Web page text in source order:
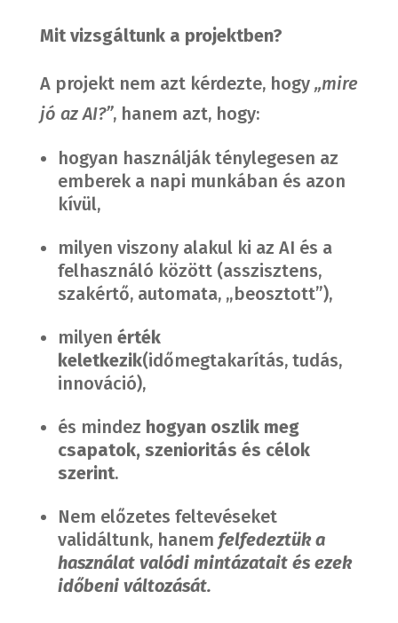
Mit vizsgáltunk a projektben?
A projekt nem azt kérdezte, hogy „mire
jó az AI?”, hanem azt, hogy:
hogyan használják ténylegesen az
emberek a napi munkában és azon
kívül,
milyen viszony alakul ki az AI és a
felhasználó között (asszisztens,
szakértő, automata, „beosztott”),
milyen érték
keletkezik(időmegtakarítás, tudás,
innováció),
és mindez hogyan oszlik meg
csapatok, szenioritás és célok
szerint.
Nem előzetes feltevéseket
validáltunk, hanem felfedeztük a
használat valódi mintázatait és ezek
időbeni változását.